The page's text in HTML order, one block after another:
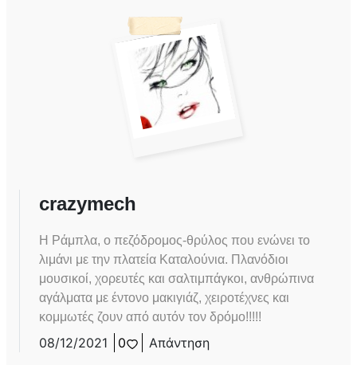
crazymech
Η Ράμπλα, ο πεζόδρομος-θρύλος που ενώνει το
λιμάνι με την πλατεία Καταλούνια. Πλανόδιοι
μουσικοί, χορευτές και σαλτιμπάγκοι, ανθρώπινα
αγάλματα με έντονο μακιγιάζ, χειροτέχνες και
κομμωτές ζουν από αυτόν τον δρόμο!!!!!
08/12/2021 0 Απάντηση